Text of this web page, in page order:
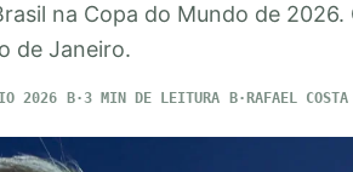
na Copa do Mundo de
de Janeiro.
2026 3 MIN DE LEITURA RAFAEL COSTA